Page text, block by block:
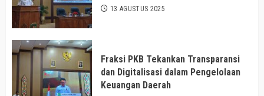
13 AGUSTUS 2025
Fraksi PKB Tekankan Transparansi
dan Digitalisasi dalam Pengelolaan
Keuangan Daerah